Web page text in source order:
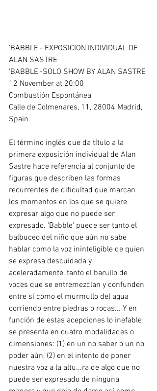
'BABBLE'- EXPOSICION INDIVIDUAL DE
ALAN SASTRE
'BABBLE'-SOLO SHOW BY ALAN SASTRE
12 November at 20:00
Combustión Espontánea
Calle de Colmenares, 11, 28004 Madrid,
Spain
El término inglés que da título a la
primera exposición individual de Alan
Sastre hace referencia al conjunto de
figuras que describen las formas
recurrentes de dificultad que marcan
los momentos en los que se quiere
expresar algo que no puede ser
expresado. 'Babble' puede ser tanto el
balbuceo del niño que aún no sabe
hablar como la voz ininteligible de quien
se expresa descuidada y
aceleradamente, tanto el barullo de
voces que se entremezclan y confunden
entre sí como el murmullo del agua
corriendo entre piedras o rocas... Y en
función de estas acepciones lo inefable
se presenta en cuatro modalidades o
dimensiones: (1) en un no saber o un no
poder aún, (2) en el intento de poner
nuestra voz a la altu...ra de algo que no
puede ser expresado de ninguna